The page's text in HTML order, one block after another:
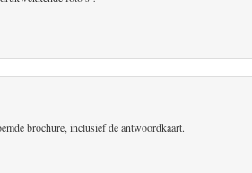
brochure, inclusief de antwoordkaart.